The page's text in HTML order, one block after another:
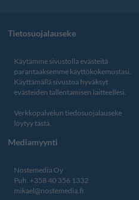
Tietosuojalauseke
Käytämme sivustolla evästeitä
parantaaksemme käyttökokemustasi.
Käyttämällä sivustoa hyväksyt
evästeiden tallentamisen laitteellesi.
Verkkopalvelun tiedosuojalauseke
löytyy tästä.
Mediamyynti
Nostemedia Oy
Puh. +358 40 356 1332
mikael@nostemedia.fi